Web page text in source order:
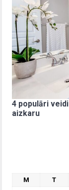
4 populāri
aizkaru
M T